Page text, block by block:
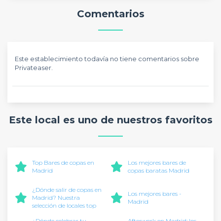
Comentarios
Este establecimiento todavía no tiene comentarios sobre
Privateaser.
Este local es uno de nuestros favoritos
Top Bares de copas en
Madrid
Los mejores bares de
copas baratas Madrid
¿Dónde salir de copas en
Madrid? Nuestra
selección de locales top
Los mejores bares -
Madrid